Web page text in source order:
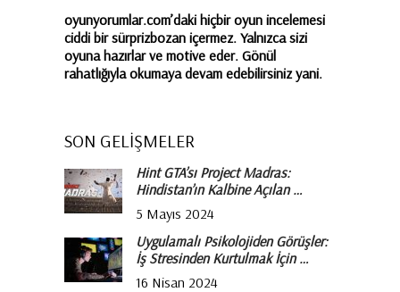
oyunyorumlar.com’daki hiçbir oyun incelemesi
ciddi bir sürprizbozan içermez. Yalnızca sizi
oyuna hazırlar ve motive eder. Gönül
rahatlığıyla okumaya devam edebilirsiniz yani.
SON GELİŞMELER
Hint GTA’sı Project Madras:
Hindistan’ın Kalbine Açılan …
5 Mayıs 2024
Uygulamalı Psikolojiden Görüşler:
İş Stresinden Kurtulmak İçin …
16 Nisan 2024